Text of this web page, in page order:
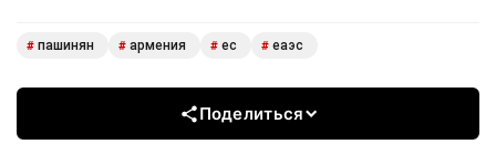
# пашинян # армения # ес # еаэс
Поделиться